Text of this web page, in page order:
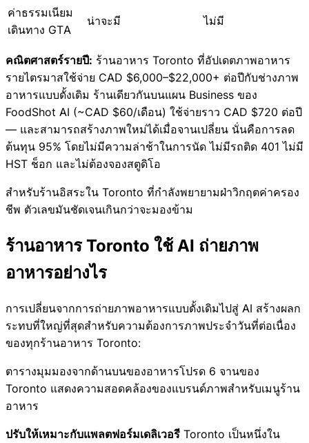
ค่าธรรมเนียม
เดินทาง GTA
น่าจะมี ไม่มี
คณิตศาสตร์รายปี: ร้านอาหาร Toronto ที่อัปเดตภาพอาหาร
รายไตรมาสใช้จ่าย CAD $6,000–$22,000+ ต่อปีกับช่างภาพ
อาหารแบบดั้งเดิม ร้านเดียวกันบนแผน Business ของ
FoodShot AI (~CAD $60/เดือน) ใช้จ่ายราว CAD $720 ต่อปี
— และสามารถสร้างภาพใหม่ได้เมื่อจานเปลี่ยน นั่นคือการลด
ต้นทุน 95% โดยไม่มีความล่าช้าในการนัด ไม่มีรถติด 401 ไม่มี
HST ช็อก และไม่ต้องจองสตูดิโอ
สำหรับร้านอิสระใน Toronto ที่กำลังพยายามฝ่าวิกฤตค่าครอง
ชีพ ตัวเลขมันชัดเจนเกินกว่าจะมองข้าม
ร้านอาหาร Toronto ใช้ AI ถ่ายภาพ
อาหารอย่างไร
การเปลี่ยนจากการถ่ายภาพอาหารแบบดั้งเดิมไปสู่ AI สร้างผลก
ระทบที่ใหญ่ที่สุดสำหรับความต้องการภาพประจำวันที่ต่อเนื่อง
ของทุกร้านอาหาร Toronto:
ตารางมุมมองจากด้านบนของอาหารโปรด 6 จานของ
Toronto แสดงความสอดคล้องของแบรนด์ภาพสำหรับเมนูร้าน
อาหาร
ปรับให้เหมาะกับแพลตฟอร์มเดลิเวอรี Toronto เป็นหนึ่งใน